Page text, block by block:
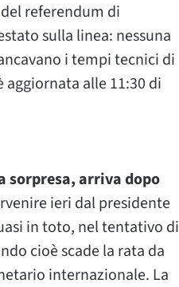
referendum di
sulla linea: nessuna
i tempi tecnici di
alle 11:30 di
sorpresa, arriva dopo
ieri dal presidente
in toto, nel tentativo di
cioè scade la rata da
internazionale. La